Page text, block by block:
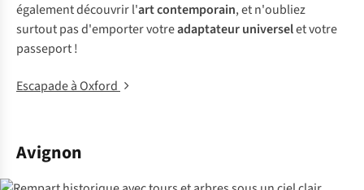
également découvrir l'art contemporain, et n'oubliez
surtout pas d'emporter votreadaptateur universelet votre
passeport !
Escapade à Oxford
Avignon